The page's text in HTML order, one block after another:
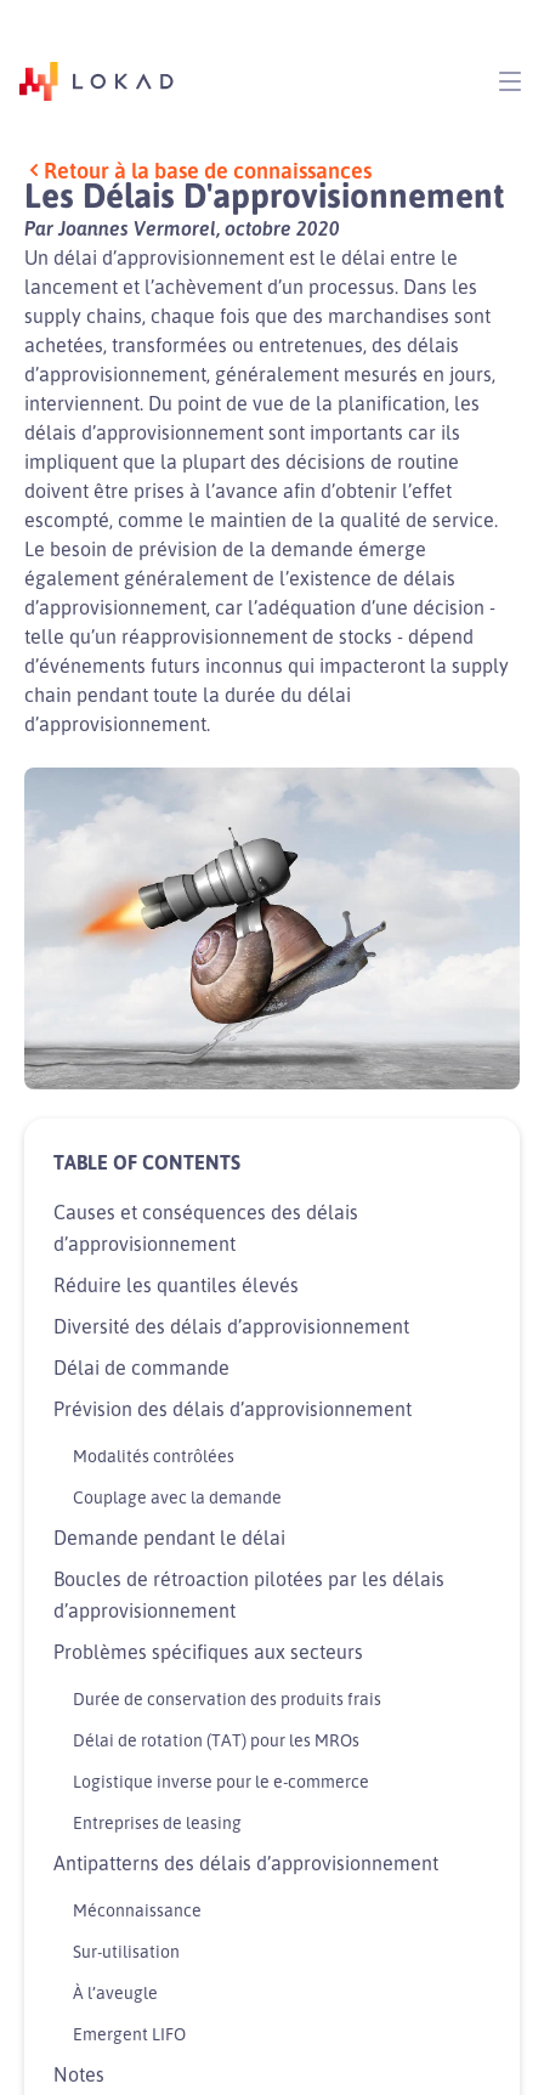
Retour à la base de connaissances
Les Délais D'approvisionnement
Par Joannes Vermorel, octobre 2020
Un délai d’approvisionnement est le délai entre le
lancement et l’achèvement d’un processus. Dans les
supply chains, chaque fois que des marchandises sont
achetées, transformées ou entretenues, des délais
d’approvisionnement, généralement mesurés en jours,
interviennent. Du point de vue de la planification, les
délais d’approvisionnement sont importants car ils
impliquent que la plupart des décisions de routine
doivent être prises à l’avance afin d’obtenir l’effet
escompté, comme le maintien de la qualité de service.
Le besoin de prévision de la demande émerge
également généralement de l’existence de délais
d’approvisionnement, car l’adéquation d’une décision -
telle qu’un réapprovisionnement de stocks - dépend
d’événements futurs inconnus qui impacteront la supply
chain pendant toute la durée du délai
d’approvisionnement.
Causes et conséquences des délais
d’approvisionnement
Réduire les quantiles élevés
Diversité des délais d’approvisionnement
Délai de commande
Prévision des délais d’approvisionnement
Modalités contrôlées
Couplage avec la demande
Demande pendant le délai
Boucles de rétroaction pilotées par les délais
d’approvisionnement
Problèmes spécifiques aux secteurs
Durée de conservation des produits frais
Délai de rotation (TAT) pour les MROs
Logistique inverse pour le e-commerce
Entreprises de leasing
Antipatterns des délais d’approvisionnement
Méconnaissance
Sur-utilisation
À l’aveugle
Emergent LIFO
Notes